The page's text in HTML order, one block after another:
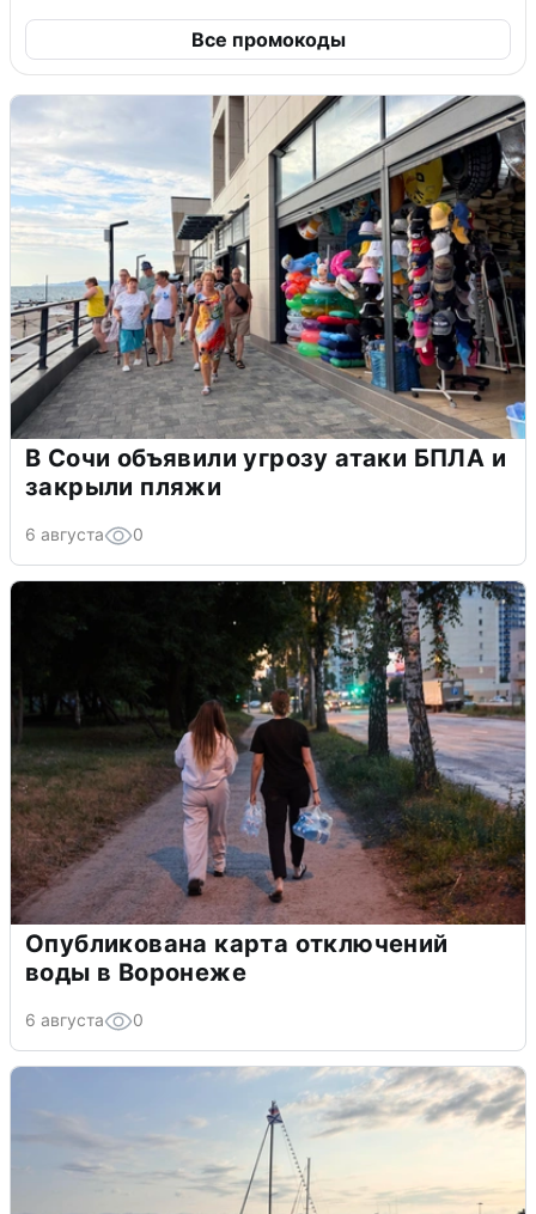
Все промокоды
В Сочи объявили угрозу атаки БПЛА и
закрыли пляжи
6 августа 0
Опубликована карта отключений
воды в Воронеже
6 августа 0